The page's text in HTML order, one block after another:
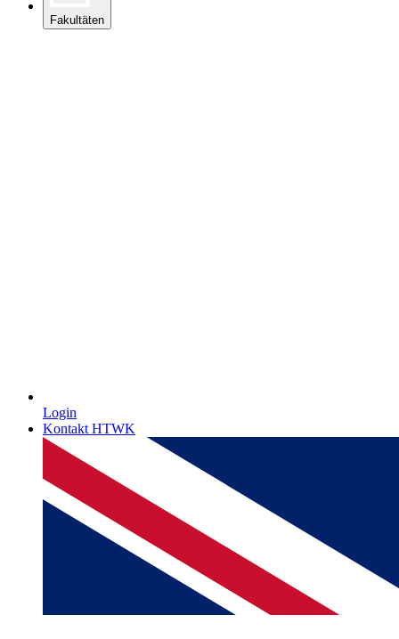
Fakultäten
Login
Kontakt HTWK